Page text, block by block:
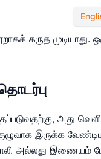
கருத முடியாது.
அது
இருக்க
அல்லது இணையம்